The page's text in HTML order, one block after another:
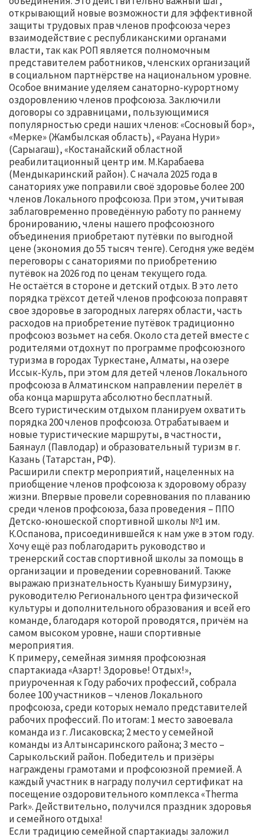
открывающий новые возможности для эффективной
защиты трудовых прав членов профсоюза через
взаимодействие с республиканскими органами
власти, так как РОП является полномочным
представителем работников, членских организаций
в социальном партнёрстве на национальном уровне.
Особое внимание уделяем санаторно-курортному
оздоровлению членов профсоюза. Заключили
договоры со здравницами, пользующимися
популярностью среди наших членов: «Сосновый бор»,
«Мерке» (Жамбылская область), «Рауана Нури»
(Сарыагаш), «Костанайский областной
реабилитационный центр им. М.Карабаева
(Мендыкаринский район). С начала 2025 года в
санаториях уже поправили своё здоровье более 200
членов Локального профсоюза. При этом, учитывая
заблаговременно проведённую работу по раннему
бронированию, члены нашего профсоюзного
объединения приобретают путёвки по выгодной
цене (экономия до 55 тысяч тенге). Сегодня уже ведём
переговоры с санаториями по приобретению
путёвок на 2026 год по ценам текущего года.
Не остаётся в стороне и детский отдых. В это лето
порядка трёхсот детей членов профсоюза поправят
свое здоровье в загородных лагерях области, часть
расходов на приобретение путёвок традиционно
профсоюз возьмет на себя. Около ста детей вместе с
родителями отдохнут по программе профсоюзного
туризма в городах Туркестане, Алматы, на озере
Иссык-Куль, при этом для детей членов Локального
профсоюза в Алматинском направлении перелёт в
оба конца маршрута абсолютно бесплатный.
Всего туристическим отдыхом планируем охватить
порядка 200 членов профсоюза. Отрабатываем и
новые туристические маршруты, в частности,
Баянаул (Павлодар) и образовательный туризм в г.
Казань (Татарстан, РФ).
Расширили спектр мероприятий, нацеленных на
приобщение членов профсоюза к здоровому образу
жизни. Впервые провели соревнования по плаванию
среди членов профсоюза, база проведения – ППО
Детско-юношеской спортивной школы №1 им.
К.Оспанова, присоединившейся к нам уже в этом году.
Хочу ещё раз поблагодарить руководство и
тренерский состав спортивной школы за помощь в
организации и проведении соревнований. Также
выражаю признательность Куанышу Бимурзину,
руководителю Регионального центра физической
культуры и дополнительного образования и всей его
команде, благодаря которой проводятся, причём на
самом высоком уровне, наши спортивные
мероприятия.
К примеру, семейная зимняя профсоюзная
спартакиада «Азарт! Здоровье! Отдых!»,
приуроченная к Году рабочих профессий, собрала
более 100 участников – членов Локального
профсоюза, среди которых немало представителей
рабочих профессий. По итогам: 1 место завоевала
команда из г. Лисаковска; 2 место у семейной
команды из Алтынсаринского района; 3 место –
Сарыкольский район. Победитель и призёры
награждены грамотами и профсоюзной премией. А
каждый участник в награду получил сертификат на
посещение оздоровительного комплекса «Therma
Park». Действительно, получился праздник здоровья
и семейного отдыха!
Если традицию семейной спартакиады заложил